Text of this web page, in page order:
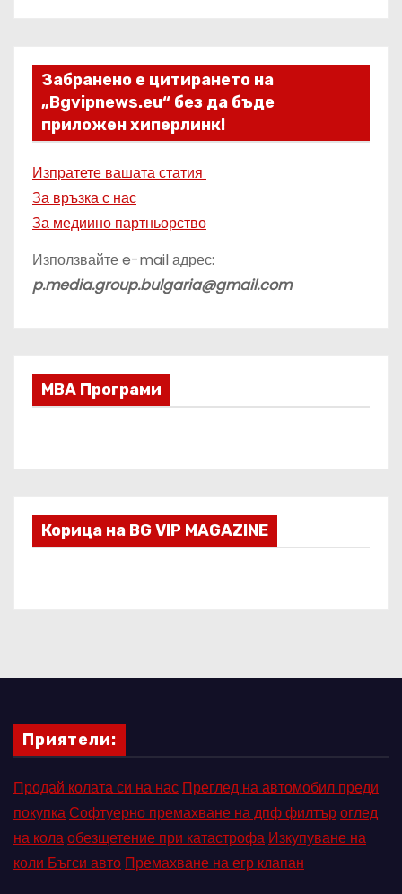
Забранено е цитирането на
„Bgvipnews.eu“ без да бъде
приложен хиперлинк!
Изпратете вашата статия
За връзка с нас
За медиино партньорство
Използвайте e-mail адрес:
p.media.group.bulgaria@gmail.com
МВА Програми
Корица на BG VIP MAGAZINE
Приятели:
Продай колата си на нас Преглед на автомобил преди
покупкаСофтуерно премахване на дпф филтъроглед
на колаобезщетение при катастрофа Изкупуване на
коли Бъгси авто Премахване на егр клапан